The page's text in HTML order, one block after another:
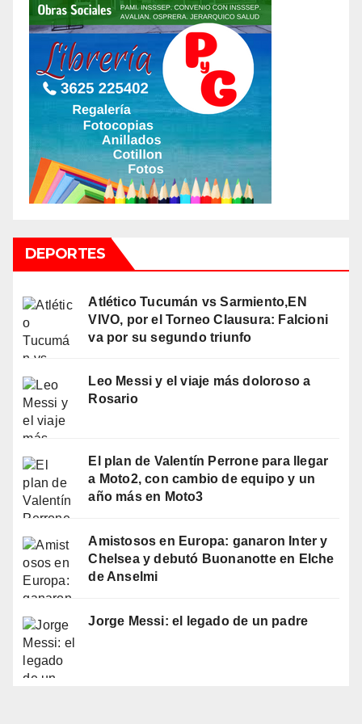
DEPORTES
Atlético Tucumán vs Sarmiento,EN
VIVO, por el Torneo Clausura: Falcioni
va por su segundo triunfo
Leo Messi y el viaje más doloroso a
Rosario
El plan de Valentín Perrone para llegar
a Moto2, con cambio de equipo y un
año más en Moto3
Amistosos en Europa: ganaron Inter y
Chelsea y debutó Buonanotte en Elche
de Anselmi
Jorge Messi: el legado de un padre